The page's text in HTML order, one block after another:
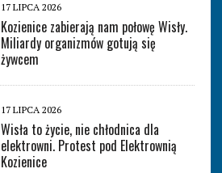
17 LIPCA 2026
Kozienice zabierają nam połowę Wisły.
Miliardy organizmów gotują się
żywcem
17 LIPCA 2026
Wisła to życie, nie chłodnica dla
elektrowni. Protest pod Elektrownią
Kozienice